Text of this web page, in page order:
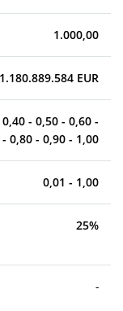
1.000,00
1.180.889.584 EUR
- 0,50 - 0,60 -
0,80 - 0,90 - 1,00
0,01 - 1,00
25%
-